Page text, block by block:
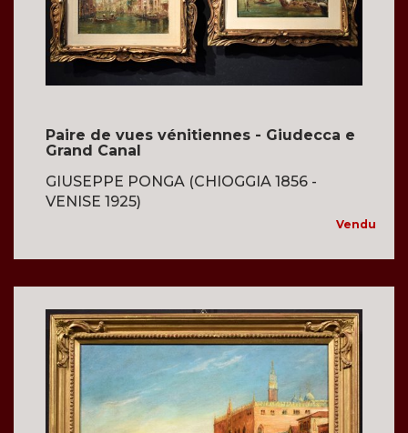
Paire de vues vénitiennes - Giudecca e
Grand Canal
GIUSEPPE PONGA (CHIOGGIA 1856 -
VENISE 1925)
Vendu